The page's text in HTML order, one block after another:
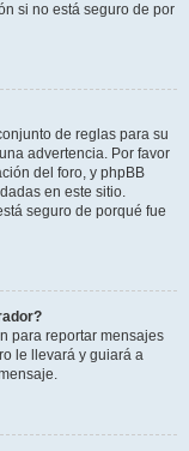
si no está seguro de por
de reglas para su
advertencia. Por favor
del foro, y phpBB
en este sitio.
seguro de porqué fue
para reportar mensajes
le llevará y guiará a